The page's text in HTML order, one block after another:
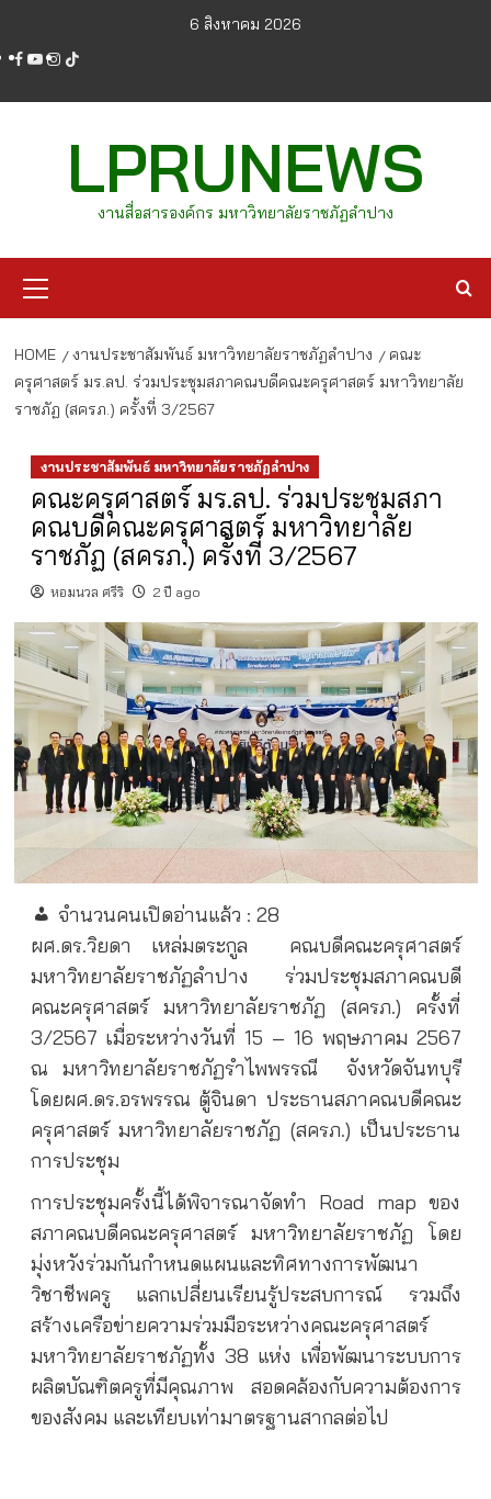
content
6 สิงหาคม 2026
facebook
youtube
instagram
tiktok
LPRUNEWS
งานสื่อสารองค์กร มหาวิทยาลัยราชภัฏลำปาง
Menu
HOME งานประชาสัมพันธ์ มหาวิทยาลัยราชภัฏลำปาง
คณะ
ครุศาสตร์ มร.ลป. ร่วมประชุมสภาคณบดีคณะครุศาสตร์ มหาวิทยาลัย
ราชภัฏ (สครภ.) ครั้งที่ 3/2567
งานประชาสัมพันธ์ มหาวิทยาลัยราชภัฏลำปาง
คณะครุศาสตร์ มร.ลป. ร่วมประชุมสภา
คณบดีคณะครุศาสตร์ มหาวิทยาลัย
ราชภัฏ (สครภ.) ครั้งที่ 3/2567
หอมนวล ศรีริ 2 ปี ago
จำนวนคนเปิดอ่านแล้ว : 28
ผศ.ดร.วิยดา เหล่มตระกูล
คณบดีคณะครุศาสตร์
มหาวิทยาลัยราชภัฏลำปาง ร่วมประชุมสภาคณบดี
คณะครุศาสตร์ มหาวิทยาลัยราชภัฏ (สครภ.) ครั้งที่
3/2567 เมื่อระหว่างวันที่ 15 – 16 พฤษภาคม 2567
ณ มหาวิทยาลัยราชภัฏรำไพพรรณี
จังหวัดจันทบุรี
โดยผศ.ดร.อรพรรณ ตู้จินดา ประธานสภาคณบดีคณะ
ครุศาสตร์ มหาวิทยาลัยราชภัฏ (สครภ.) เป็นประธาน
การประชุม
การประชุมครั้งนี้ได้พิจารณาจัดทำ Road map ของ
สภาคณบดีคณะครุศาสตร์ มหาวิทยาลัยราชภัฏ โดย
มุ่งหวังร่วมกันกำหนดแผนและทิศทางการพัฒนา
วิชาชีพครู แลกเปลี่ยนเรียนรู้ประสบการณ์ รวมถึง
สร้างเครือข่ายความร่วมมือระหว่างคณะครุศาสตร์
มหาวิทยาลัยราชภัฏทั้ง 38 แห่ง เพื่อพัฒนาระบบการ
ผลิตบัณฑิตครูที่มีคุณภาพ สอดคล้องกับความต้องการ
ของสังคม และเทียบเท่ามาตรฐานสากลต่อไป